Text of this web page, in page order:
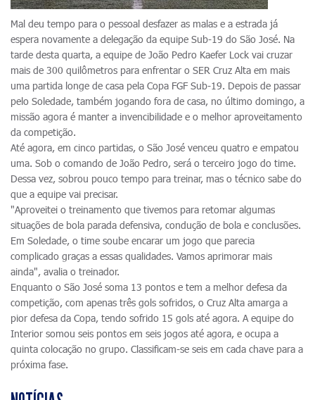
Mal deu tempo para o pessoal desfazer as malas e a estrada já
espera novamente a delegação da equipe Sub-19 do São José. Na
tarde desta quarta, a equipe de João Pedro Kaefer Lock vai cruzar
mais de 300 quilômetros para enfrentar o SER Cruz Alta em mais
uma partida longe de casa pela Copa FGF Sub-19. Depois de passar
pelo Soledade, também jogando fora de casa, no último domingo, a
missão agora é manter a invencibilidade e o melhor aproveitamento
da competição.
Até agora, em cinco partidas, o São José venceu quatro e empatou
uma. Sob o comando de João Pedro, será o terceiro jogo do time.
Dessa vez, sobrou pouco tempo para treinar, mas o técnico sabe do
que a equipe vai precisar.
"Aproveitei o treinamento que tivemos para retomar algumas
situações de bola parada defensiva, condução de bola e conclusões.
Em Soledade, o time soube encarar um jogo que parecia
complicado graças a essas qualidades. Vamos aprimorar mais
ainda", avalia o treinador.
Enquanto o São José soma 13 pontos e tem a melhor defesa da
competição, com apenas três gols sofridos, o Cruz Alta amarga a
pior defesa da Copa, tendo sofrido 15 gols até agora. A equipe do
Interior somou seis pontos em seis jogos até agora, e ocupa a
quinta colocação no grupo. Classificam-se seis em cada chave para a
próxima fase.